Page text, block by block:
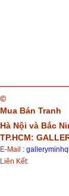
©
Mua Bán Tranh
Hà Nội và Bắc
TP.HCM:
E-Mail :
Liên Kết: